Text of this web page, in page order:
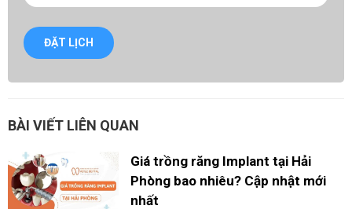
ĐẶT LỊCH
BÀI VIẾT LIÊN QUAN
Giá trồng răng Implant tại Hải
Phòng bao nhiêu? Cập nhật mới
nhất